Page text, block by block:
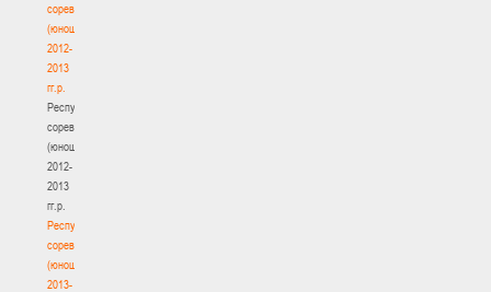
соревнования
(юноши)
2012-
2013
гг.р.
Республиканские
соревнования
(юноши)
2012-
2013
гг.р.
Республиканские
соревнования
(юноши)
2013-